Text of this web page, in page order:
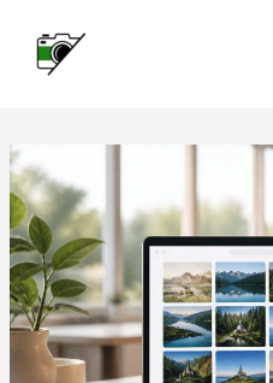
contenu